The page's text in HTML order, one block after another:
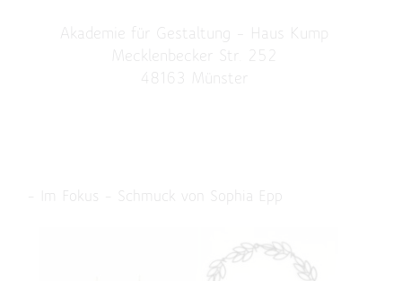
Akademie für Gestaltung – Haus Kump
Mecklenbecker Str. 252
48163 Münster
– Im Fokus – Schmuck von Sophia Epp